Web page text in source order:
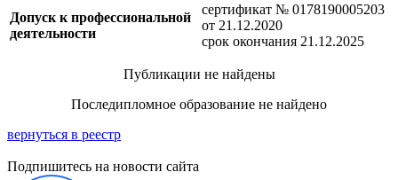
Допуск к профессиональной
деятельности
сертификат № 0178190005203
от 21.12.2020
срок окончания 21.12.2025
Публикации не найдены
Последипломное образование не найдено
вернуться в реестр
Подпишитесь на новости сайта